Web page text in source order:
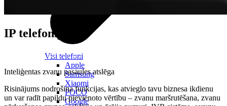
Visi telefoni
Apple
Samsung
Xiaomi
POCO
Google
IP telefonija
Inteliģentas zvanu pasaules atslēga
Risinājums nodrošina funkcijas, kas atvieglo tavu biznesa ikdienu
un var radīt papildu pievienoto vērtību – zvanu maršrutēšana, zvanu